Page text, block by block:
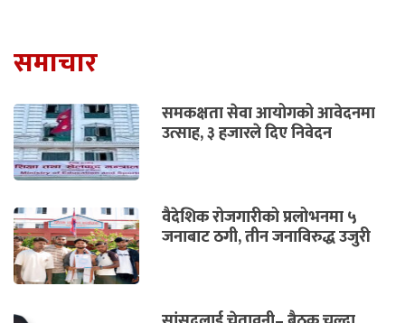
समाचार
समकक्षता सेवा आयोगको आवेदनमा
उत्साह, ३ हजारले दिए निवेदन
वैदेशिक रोजगारीको प्रलोभनमा ५
जनाबाट ठगी, तीन जनाविरुद्ध उजुरी